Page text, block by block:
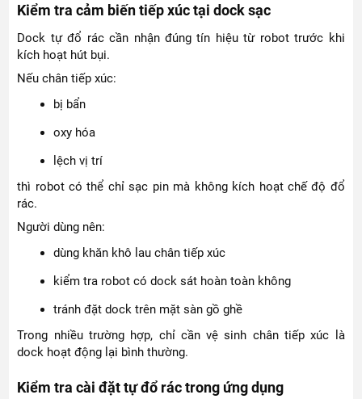
Kiểm tra cảm biến tiếp xúc tại dock sạc
Dock tự đổ rác cần nhận đúng tín hiệu từ robot trước khi
kích hoạt hút bụi.
Nếu chân tiếp xúc:
bị bẩn
oxy hóa
lệch vị trí
thì robot có thể chỉ sạc pin mà không kích hoạt chế độ đổ
rác.
Người dùng nên:
dùng khăn khô lau chân tiếp xúc
kiểm tra robot có dock sát hoàn toàn không
tránh đặt dock trên mặt sàn gồ ghề
Trong nhiều trường hợp, chỉ cần vệ sinh chân tiếp xúc là
dock hoạt động lại bình thường.
Kiểm tra cài đặt tự đổ rác trong ứng dụng